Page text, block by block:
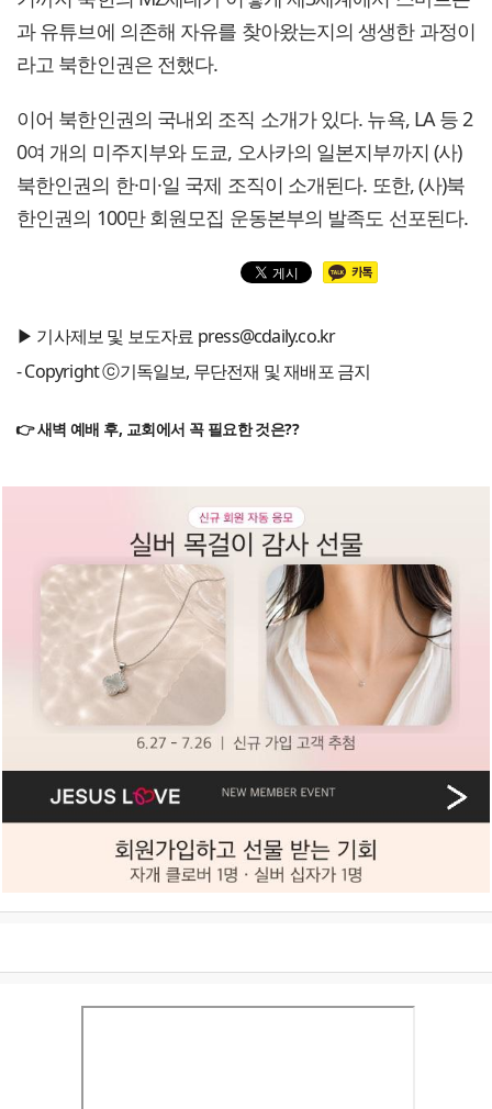
과 유튜브에 의존해 자유를 찾아왔는지의 생생한 과정이
라고 북한인권은 전했다.
이어 북한인권의 국내외 조직 소개가 있다. 뉴욕, LA 등 2
0여 개의 미주지부와 도쿄, 오사카의 일본지부까지 (사)
북한인권의 한·미·일 국제 조직이 소개된다. 또한, (사)북
한인권의 100만 회원모집 운동본부의 발족도 선포된다.
▶ 기사제보 및 보도자료 press@cdaily.co.kr
- Copyright ⓒ기독일보, 무단전재 및 재배포 금지
👉 새벽 예배 후, 교회에서 꼭 필요한 것은??